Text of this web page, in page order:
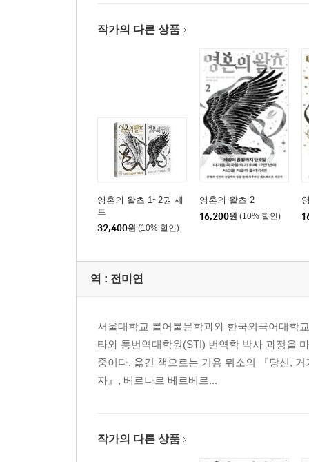
작가의 다른 상품
영혼의 왈츠 1~2권 세
트
32,400원 (10% 할인)
영혼의 왈츠 2
16,200원 (10% 할인)
역 : 전미연
서울대학교 불어불문학과와 한국외국어대학
타와 통번역대학원(STI) 번역학 박사 과정을
중이다. 옮긴 책으로는 기욤 뮈소의 『당신,
자』, 베르나르 베르베르...
작가의 다른 상품